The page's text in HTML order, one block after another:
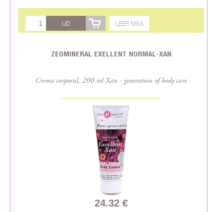
UD LEER MÁS
ZEOMINERAL EXELLENT NORMAL-XAN
Crema corporal, 200 ml Xan - generation of body care
24.32 €